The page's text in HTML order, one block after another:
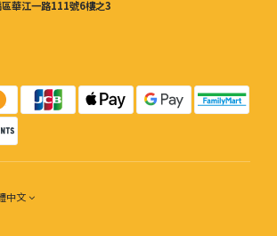
華江一路111號6樓之3
中文